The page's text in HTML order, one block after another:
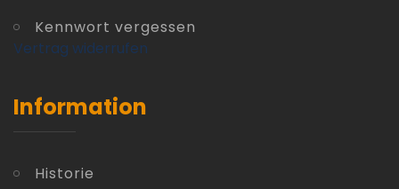
Kennwort vergessen
Vertrag widerrufen
Information
Historie